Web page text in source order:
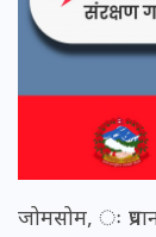
जोमसोम, ः